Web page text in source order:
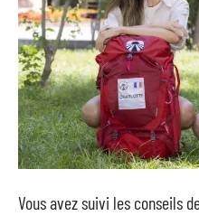
Vous avez suivi les conseils